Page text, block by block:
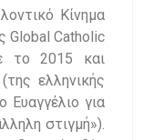
Κίνημα
Global Catholic
το 2015 και
ελληνικής
Ευαγγέλιο για
στιγμή»).